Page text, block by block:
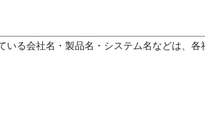
いる会社名・製品名・システム名などは、各